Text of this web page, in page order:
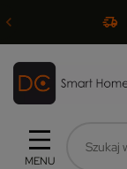
MENU